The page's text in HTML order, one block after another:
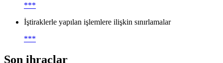
***
İştiraklerle yapılan işlemlere ilişkin sınırlamalar
***
Son ihraçlar